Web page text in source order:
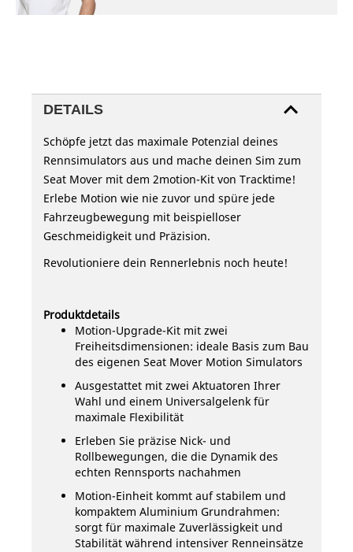
DETAILS
Schöpfe jetzt das maximale Potenzial deines
Rennsimulators aus und mache deinen Sim zum
Seat Mover mit dem 2motion-Kit von Tracktime!
Erlebe Motion wie nie zuvor und spüre jede
Fahrzeugbewegung mit beispielloser
Geschmeidigkeit und Präzision.
Revolutioniere dein Rennerlebnis noch heute!
Produktdetails
Motion-Upgrade-Kit mit zwei
Freiheitsdimensionen: ideale Basis zum Bau
des eigenen Seat Mover Motion Simulators
Ausgestattet mit zwei Aktuatoren Ihrer
Wahl und einem Universalgelenk für
maximale Flexibilität
Erleben Sie präzise Nick- und
Rollbewegungen, die die Dynamik des
echten Rennsports nachahmen
Motion-Einheit kommt auf stabilem und
kompaktem Aluminium Grundrahmen:
sorgt für maximale Zuverlässigkeit und
Stabilität während intensiver Renneinsätze